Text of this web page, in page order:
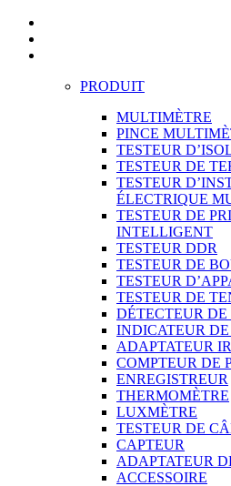
PRODUIT
MULTIMÈTRE
PINCE
TESTEUR
TESTEUR DE
TESTEUR
ÉLECTRIQUE
TESTEUR DE
INTELLIGENT
TESTEUR DDR
TESTEUR DE
TESTEUR
TESTEUR DE
DÉTECTEUR DE
INDICATEUR DE
ADAPTATEUR
COMPTEUR DE
ENREGISTREUR
THERMOMÈTRE
LUXMÈTRE
TESTEUR DE
CAPTEUR
ADAPTATEUR
ACCESSOIRE